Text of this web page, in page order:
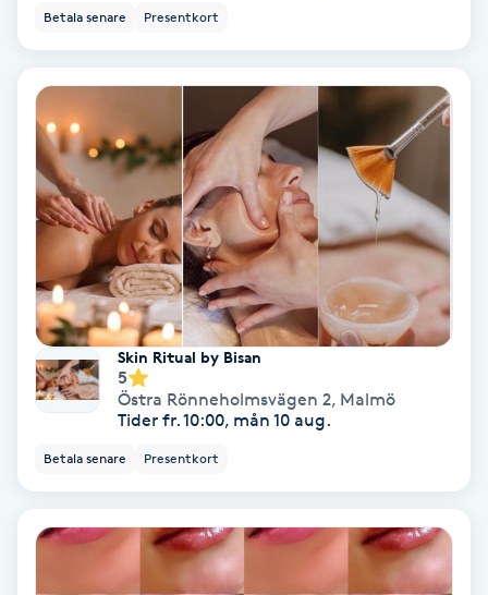
Extensions
Extensions borttagning
Eyeliner-tatuering
Face framing
Faceliftmassage
Fet hårbotten
Betala senare Presentkort
Skin Ritual by Bisan
5
Östra Rönneholmsvägen 2, Malmö
Tider fr. 10:00, mån 10 aug.
Betala senare Presentkort